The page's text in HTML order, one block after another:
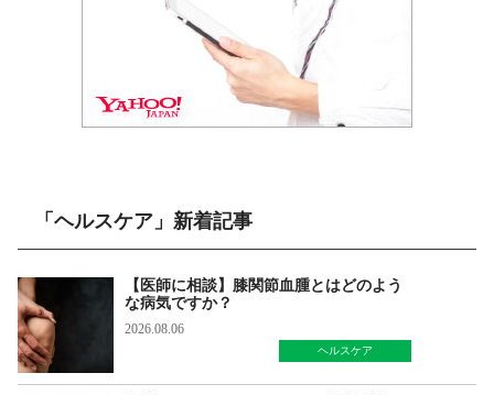
「ヘルスケア」新着記事
【医師に相談】膝関節血腫とはどのよう
な病気ですか？
2026.08.06
ヘルスケア